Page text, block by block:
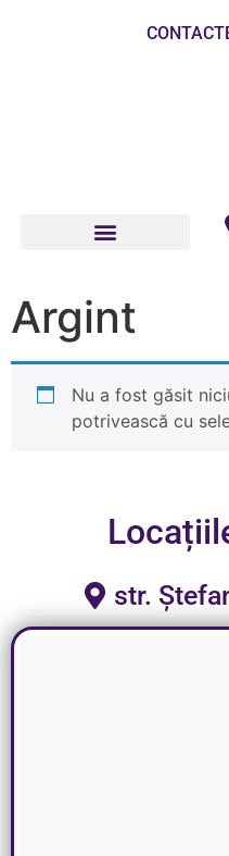
Argint
Nu a fost găsit
potrivească cu
str.